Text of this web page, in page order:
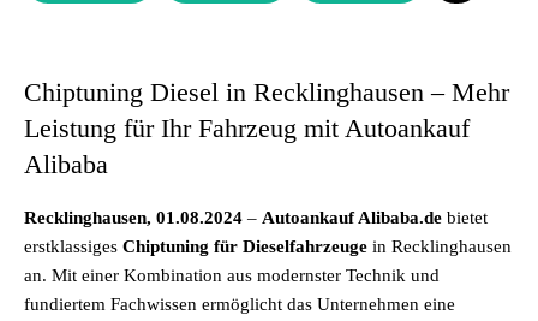
Chiptuning Diesel in Recklinghausen – Mehr
Leistung für Ihr Fahrzeug mit Autoankauf
Alibaba
Recklinghausen, 01.08.2024 – Autoankauf Alibaba.de bietet
erstklassiges Chiptuning für Dieselfahrzeuge in Recklinghausen
an. Mit einer Kombination aus modernster Technik und
fundiertem Fachwissen ermöglicht das Unternehmen eine